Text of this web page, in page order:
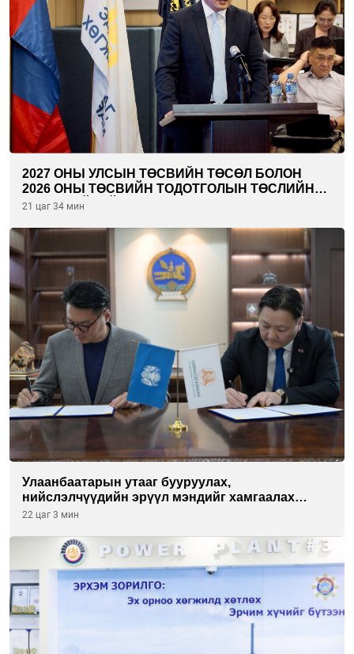
2027 ОНЫ УЛСЫН ТӨСВИЙН ТӨСӨЛ БОЛОН
2026 ОНЫ ТӨСВИЙН ТОДОТГОЛЫН ТӨСЛИЙН
ОЛОН НИЙТИЙН ХЭЛЭЛЦҮҮЛЭГ БОЛЛОО
21 цаг 34 мин
Улаанбаатарын утааг бууруулах,
нийслэлчүүдийн эрүүл мэндийг хамгаалах
төслийг “Чингис хаан баялгийн сан нэгдэл” ХХК-
22 цаг 3 мин